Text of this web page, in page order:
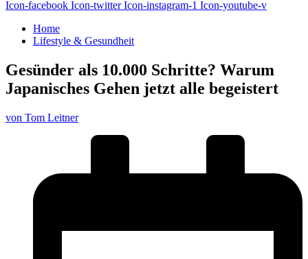
Icon-facebook Icon-twitter Icon-instagram-1 Icon-youtube-v
Home
Lifestyle & Gesundheit
Gesünder als 10.000 Schritte? Warum
Japanisches Gehen jetzt alle begeistert
von Tom Leitner